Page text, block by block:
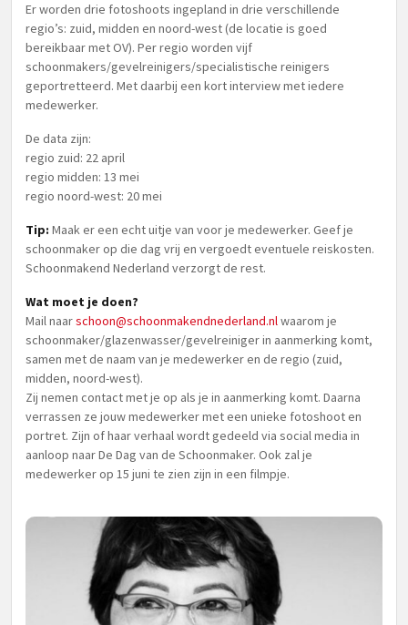
Er worden drie fotoshoots ingepland in drie verschillende
regio’s: zuid, midden en noord-west (de locatie is goed
bereikbaar met OV). Per regio worden vijf
schoonmakers/gevelreinigers/specialistische reinigers
geportretteerd. Met daarbij een kort interview met iedere
medewerker.
De data zijn:
regio zuid: 22 april
regio midden: 13 mei
regio noord-west: 20 mei
Tip: Maak er een echt uitje van voor je medewerker. Geef je
schoonmaker op die dag vrij en vergoedt eventuele reiskosten.
Schoonmakend Nederland verzorgt de rest.
Wat moet je doen?
Mail naarschoon@schoonmakendnederland.nlwaarom je
schoonmaker/glazenwasser/gevelreiniger in aanmerking komt,
samen met de naam van je medewerker en de regio (zuid,
midden, noord-west).
Zij nemen contact met je op als je in aanmerking komt. Daarna
verrassen ze jouw medewerker met een unieke fotoshoot en
portret. Zijn of haar verhaal wordt gedeeld via social media in
aanloop naar De Dag van de Schoonmaker. Ook zal je
medewerker op 15 juni te zien zijn in een filmpje.